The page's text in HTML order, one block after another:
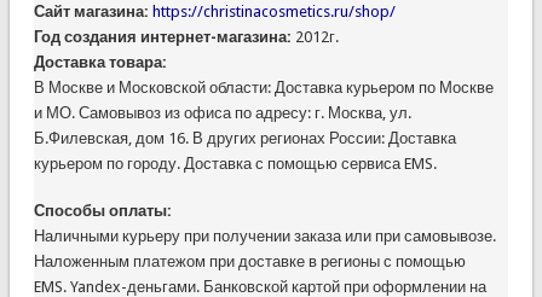
Сайт магазина: https://christinacosmetics.ru/shop/
Год создания интернет-магазина: 2012г.
Доставка товара:
В Москве и Московской области: Доставка курьером по Москве
и МО. Самовывоз из офиса по адресу: г. Москва, ул.
Б.Филевская, дом 16. В других регионах России: Доставка
курьером по городу. Доставка с помощью сервиса EMS.
Способы оплаты:
Наличными курьеру при получении заказа или при самовывозе.
Наложенным платежом при доставке в регионы с помощью
EMS. Yandex-деньгами. Банковской картой при оформлении на